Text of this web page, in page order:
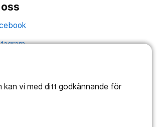
vi med ditt godkännande för
oss